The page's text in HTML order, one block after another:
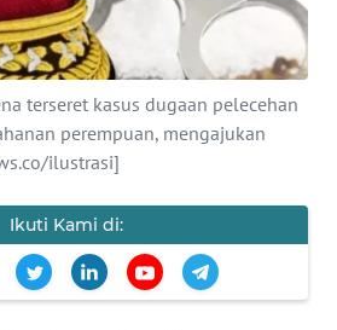
terseret kasus dugaan pelecehan
perempuan, mengajukan
ilustrasi]
Ikuti Kami di: